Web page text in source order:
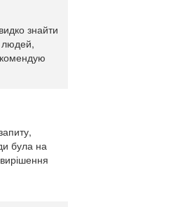
знайти
людей,
була на